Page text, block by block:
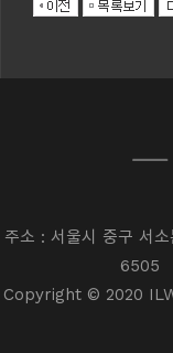
주소 : 서울시 중구 서
6505
Copyright © 2020